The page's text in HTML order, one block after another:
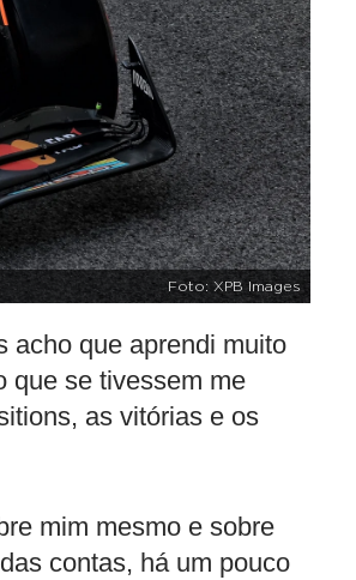
Foto: XPB Images
acho que aprendi muito
que se tivessem me
as vitórias e os
mim mesmo e sobre
contas, há um pouco